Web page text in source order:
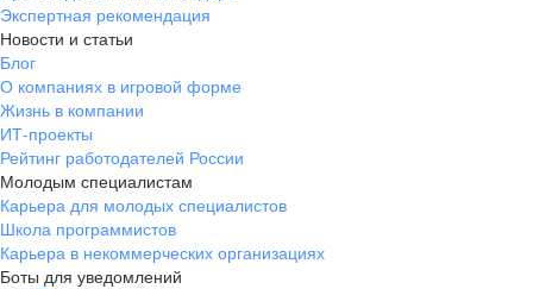
Экспертная рекомендация
Новости и статьи
Блог
О компаниях в игровой форме
Жизнь в компании
ИТ-проекты
Рейтинг работодателей России
Молодым специалистам
Карьера для молодых специалистов
Школа программистов
Карьера в некоммерческих организациях
Боты для уведомлений